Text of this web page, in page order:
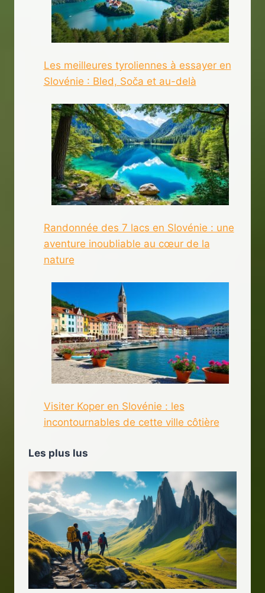
Les meilleures tyroliennes à essayer en
Slovénie : Bled, Soča et au-delà
Randonnée des 7 lacs en Slovénie : une
aventure inoubliable au cœur de la
nature
Visiter Koper en Slovénie : les
incontournables de cette ville côtière
Les plus lus